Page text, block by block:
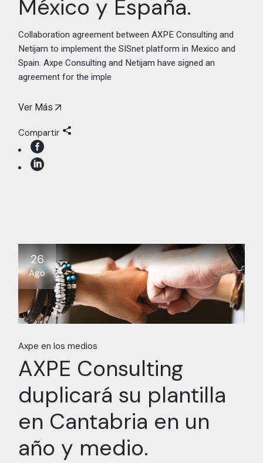
México y España.
Collaboration agreement between AXPE Consulting and
Netijam to implement the SISnet platform in Mexico and
Spain. Axpe Consulting and Netijam have signed an
agreement for the imple
Ver Más
Compartir
26
Ago
Axpe en los medios
AXPE Consulting
duplicará su plantilla
en Cantabria en un
año y medio.